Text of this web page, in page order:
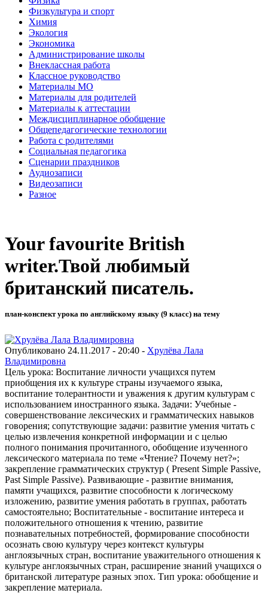
Физкультура и спорт
Химия
Экология
Экономика
Администрирование школы
Внеклассная работа
Классное руководство
Материалы МО
Материалы для родителей
Материалы к аттестации
Междисциплинарное обобщение
Общепедагогические технологии
Работа с родителями
Социальная педагогика
Сценарии праздников
Аудиозаписи
Видеозаписи
Разное
Your favourite British
writer.Твой любимый
британский писатель.
план-конспект урока по английскому языку (9 класс) на тему
Опубликовано 24.11.2017 - 20:40 - Хрулёва Лала
Владимировна
Цель урока: Воспитание личности учащихся путем
приобщения их к культуре страны изучаемого языка,
воспитание толерантности и уважения к другим культурам с
использованием иностранного языка. Задачи: Учебные -
совершенствование лексических и грамматических навыков
говорения; сопутствующие задачи: развитие умения читать с
целью извлечения конкретной информации и с целью
полного понимания прочитанного, обобщение изученного
лексического материала по теме «Чтение? Почему нет?»;
закрепление грамматических структур ( Present Simple Passive,
Past Simple Passive). Развивающие - развитие внимания,
памяти учащихся, развитие способности к логическому
изложению, развитие умения работать в группах, работать
самостоятельно; Воспитательные - воспитание интереса и
положительного отношения к чтению, развитие
познавательных потребностей, формирование способности
осознать свою культуру через контекст культуры
англоязычных стран, воспитание уважительного отношения к
культуре англоязычных стран, расширение знаний учащихся о
британской литературе разных эпох. Тип урока: обобщение и
закрепление материала.